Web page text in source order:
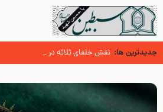
جدیدترین ها: نقش خلفای ثلاثه در ترور نافرجام
احیای سنت پیامبر (صلی الله علیه و
ثواب زیارت امام رضا علیه السلام در